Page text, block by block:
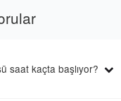
saat kaçta başlıyor?